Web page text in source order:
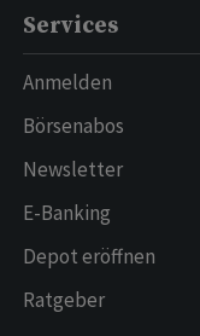
Services
Anmelden
Börsenabos
Newsletter
E-Banking
Depot eröffnen
Ratgeber